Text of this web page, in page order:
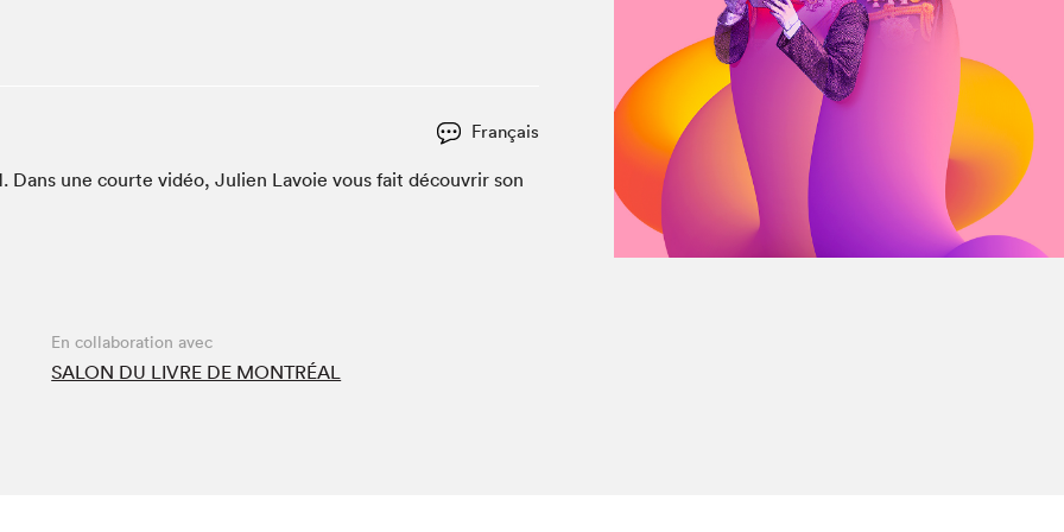
Le Salon dans ta classe
Vitrine du Festival littéraire international Metropolis
bleu au SLM
À propos du Salon
Liste des exposant·e·s
Liste des auteur·rice·s
Français
. Dans une courte vidéo, Julien Lavoie vous fait décou­vrir son
En collaboration avec
SALON DU LIVRE DE MONTRÉAL